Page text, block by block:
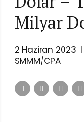
Milyar
2 Haziran 2023
SMMM/CPA